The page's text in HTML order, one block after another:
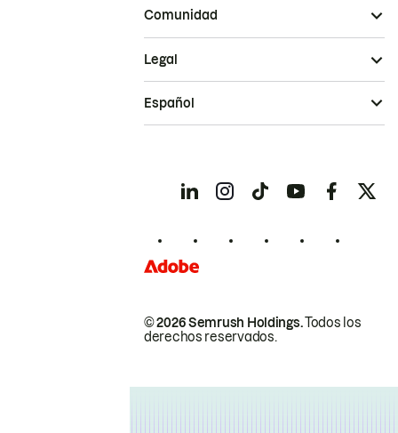
Comunidad
© 2026 Semrush Holdings.Todos los
derechos reservados.
Legal
Español